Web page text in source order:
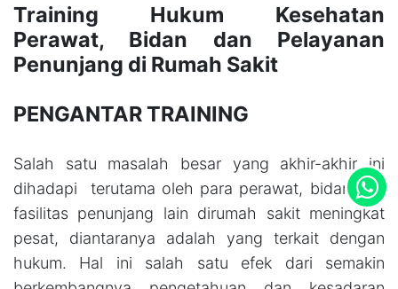
Training Hukum Kesehatan
Perawat, Bidan dan Pelayanan
Penunjang di Rumah Sakit
PENGANTAR TRAINING
Salah satu masalah besar yang akhir-akhir ini
dihadapi terutama oleh para perawat, bidan dan
fasilitas penunjang lain dirumah sakit meningkat
pesat, diantaranya adalah yang terkait dengan
hukum. Hal ini salah satu efek dari semakin